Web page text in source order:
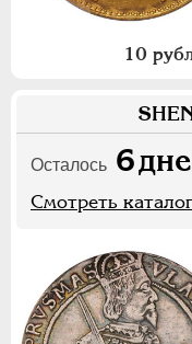
10
Осталось 6
Смотреть